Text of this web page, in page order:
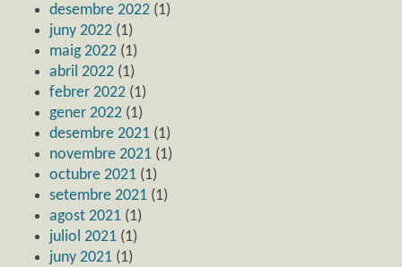
desembre 2022 (1)
juny 2022 (1)
maig 2022 (1)
abril 2022 (1)
febrer 2022 (1)
gener 2022 (1)
desembre 2021 (1)
novembre 2021 (1)
octubre 2021 (1)
setembre 2021 (1)
agost 2021 (1)
juliol 2021 (1)
juny 2021 (1)